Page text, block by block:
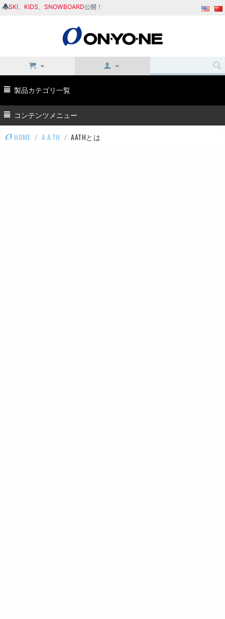
SKI KIDS SNOWBOARD公開！
製品カテゴリ一覧
コンテンツメニュー
HOME / A.A.TH / AATHとは